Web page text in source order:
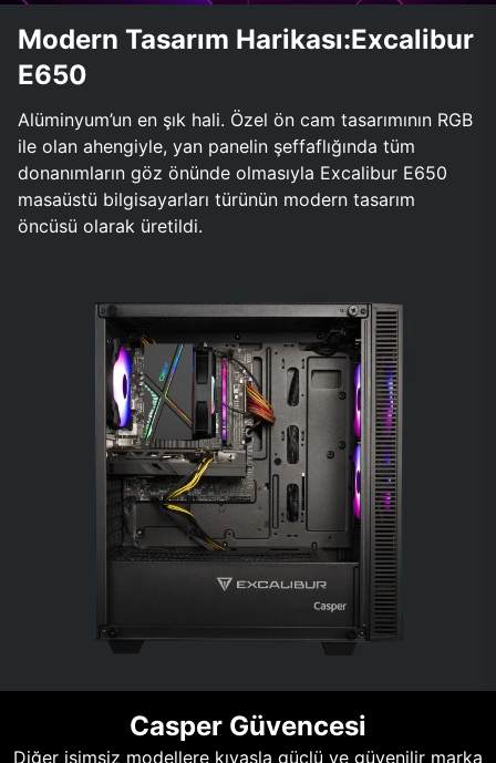
Modern Tasarım Harikası:Excalibur
E650
Alüminyum’un en şık hali. Özel ön cam tasarımının RGB
ile olan ahengiyle, yan panelin şeffaflığında tüm
donanımların göz önünde olmasıyla Excalibur E650
masaüstü bilgisayarları türünün modern tasarım
öncüsü olarak üretildi.
Casper Güvencesi
Diğer isimsiz modellere kıyasla güçlü ve güvenilir marka